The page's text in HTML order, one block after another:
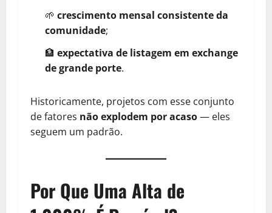
🌱 crescimento mensal consistente da
comunidade;
🏦 expectativa de listagem em exchange
de grande porte.
Historicamente, projetos com esse conjunto
de fatores não explodem por acaso— eles
seguem um padrão.
Por Que Uma Alta de